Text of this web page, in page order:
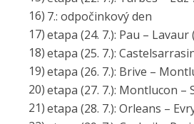
7.: odpočinkový den
etapa (24. 7.): Pau – Lavaur
etapa (25. 7.):
etapa (26. 7.): Brive –
etapa (27. 7.): Montlucon –
etapa (28. 7.): Orleans –